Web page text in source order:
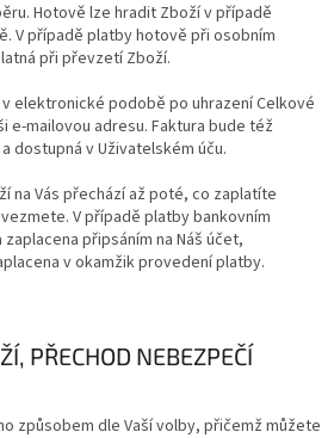
Hotově lze hradit Zboží v případě
V případě platby hotově při osobním
při převzetí Zboží.
elektronické podobě po uhrazení Celkové
e-mailovou adresu. Faktura bude též
dostupná v Uživatelském úču.
na Vás přechází až poté, co zaplatíte
V případě platby bankovním
připsáním na Náš účet,
v okamžik provedení platby.
PŘECHOD NEBEZPEČÍ
způsobem dle Vaší volby, přičemž můžete